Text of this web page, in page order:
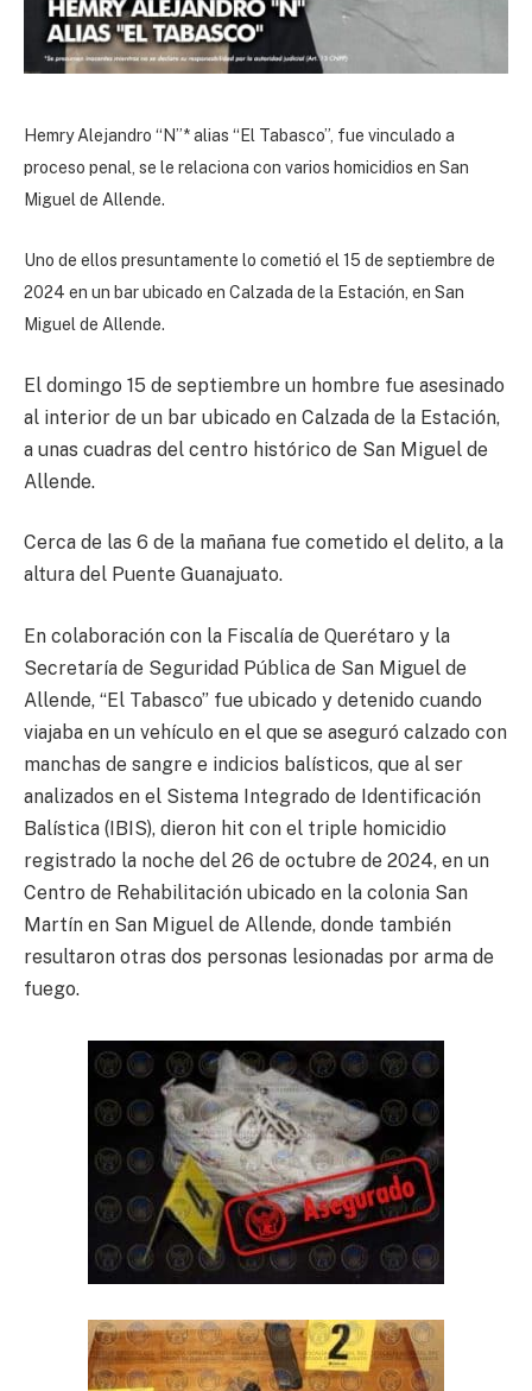
Hemry Alejandro “N”* alias “El Tabasco”, fue vinculado a
proceso penal, se le relaciona con varios homicidios en San
Miguel de Allende.
Uno de ellos presuntamente lo cometió el 15 de septiembre de
2024 en un bar ubicado en Calzada de la Estación, en San
Miguel de Allende.
El domingo 15 de septiembre un hombre fue asesinado
al interior de un bar ubicado en Calzada de la Estación,
a unas cuadras del centro histórico de San Miguel de
Allende.
Cerca de las 6 de la mañana fue cometido el delito, a la
altura del Puente Guanajuato.
En colaboración con la Fiscalía de Querétaro y la
Secretaría de Seguridad Pública de San Miguel de
Allende, “El Tabasco” fue ubicado y detenido cuando
viajaba en un vehículo en el que se aseguró calzado con
manchas de sangre e indicios balísticos, que al ser
analizados en el Sistema Integrado de Identificación
Balística (IBIS), dieron hit con el triple homicidio
registrado la noche del 26 de octubre de 2024, en un
Centro de Rehabilitación ubicado en la colonia San
Martín en San Miguel de Allende, donde también
resultaron otras dos personas lesionadas por arma de
fuego.